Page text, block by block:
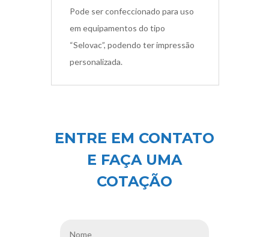
Pode ser confeccionado para uso
em equipamentos do tipo
“Selovac”, podendo ter impressão
personalizada.
ENTRE EM CONTATO
E FAÇA UMA
COTAÇÃO